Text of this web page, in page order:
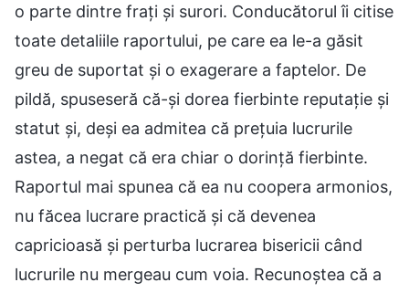
o parte dintre frați și surori. Conducătorul îi citise
toate detaliile raportului, pe care ea le-a găsit
greu de suportat și o exagerare a faptelor. De
pildă, spuseseră că-și dorea fierbinte reputație și
statut și, deși ea admitea că prețuia lucrurile
astea, a negat că era chiar o dorință fierbinte.
Raportul mai spunea că ea nu coopera armonios,
nu făcea lucrare practică și că devenea
capricioasă și perturba lucrarea bisericii când
lucrurile nu mergeau cum voia. Recunoștea că a